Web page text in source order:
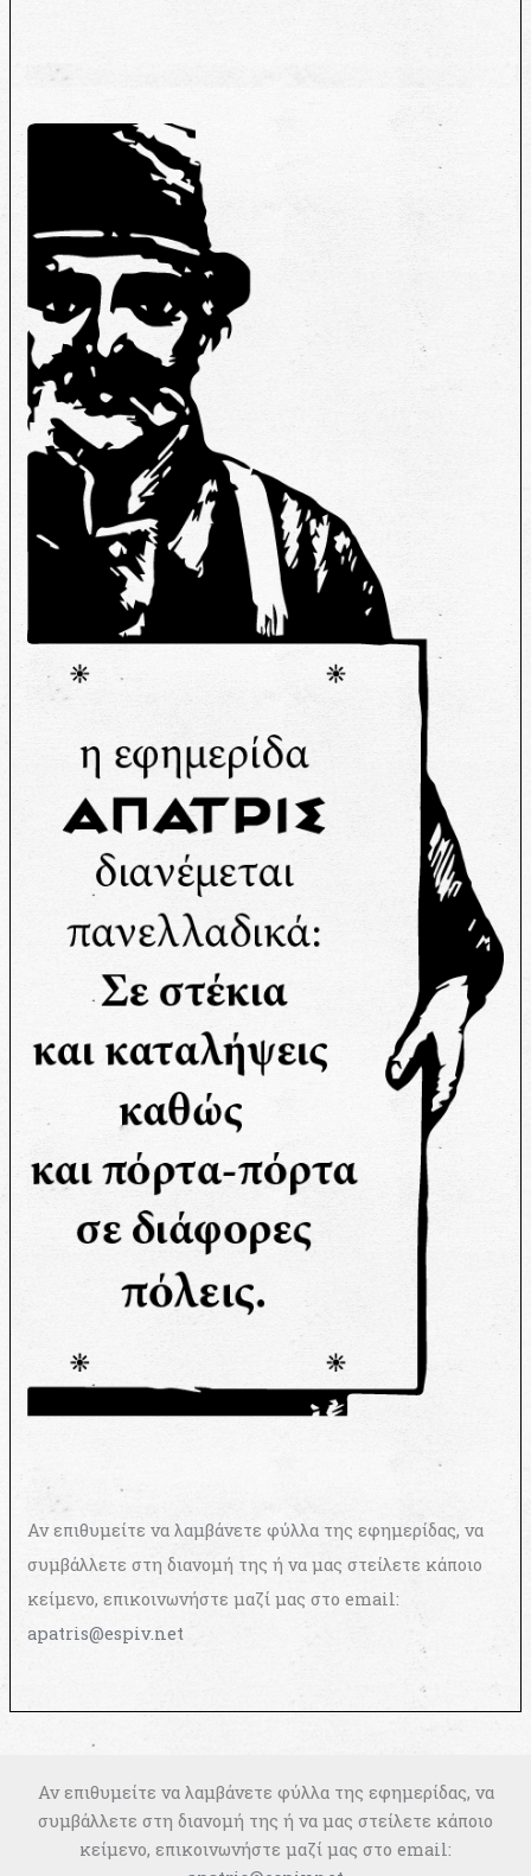
Αν επιθυμείτε να λαμβάνετε φύλλα της εφημερίδας, να
συμβάλλετε στη διανομή της ή να μας στείλετε κάποιο
κείμενο, επικοινωνήστε μαζί μας στο email:
apatris@espiv.net
Αν επιθυμείτε να λαμβάνετε φύλλα της εφημερίδας, να
συμβάλλετε στη διανομή της ή να μας στείλετε κάποιο
κείμενο, επικοινωνήστε μαζί μας στο email: